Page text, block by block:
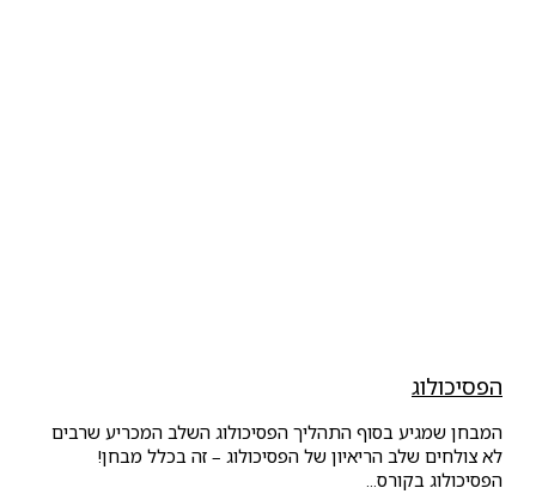
הפסיכולוג
המבחן שמגיע בסוף התהליך הפסיכולוג השלב המכריע שרבים
לא צולחים שלב הריאיון של הפסיכולוג – זה בכלל מבחן!
הפסיכולוג בקורס...